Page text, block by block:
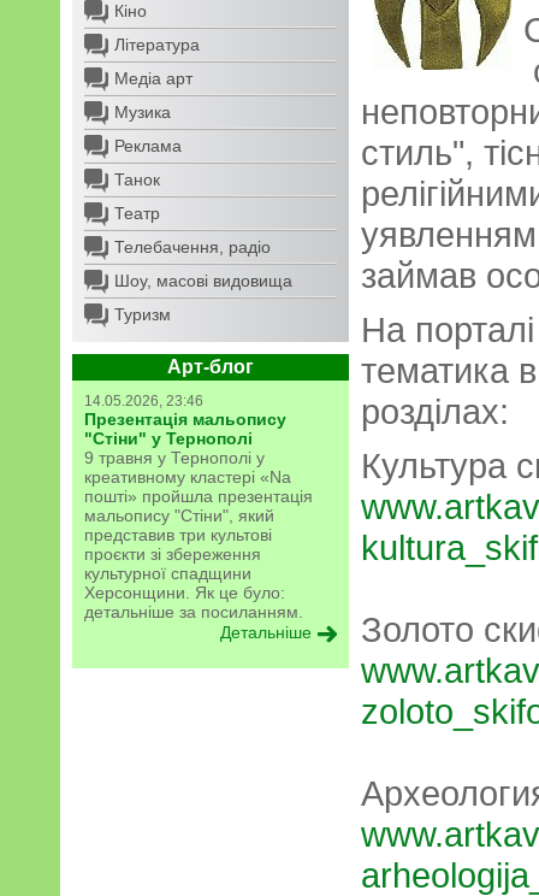
Кіно
Література
Медіа арт
Музика
Реклама
Танок
Театр
Телебачення, радіо
Шоу, масові видовища
Туризм
Арт-блог
14.05.2026, 23:46
Презентація мальопису
"Стіни" у Тернополі
9 травня у Тернополі у
креативному кластері «Na
пошті» пройшла презентація
мальопису "Стіни", який
представив три культові
проєкти зі збереження
культурної спадщини
Херсонщини. Як це було:
детальніше за посиланням.
Детальніше
стиль",
займав
На
тематика
розділах:
Культура
Золото